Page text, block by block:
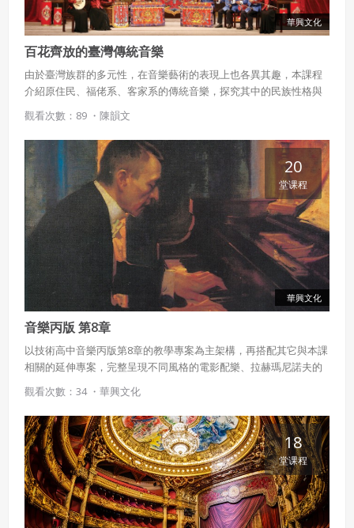
華興文化
百花齊放的臺灣傳統音樂
由於臺灣族群的多元性，在音樂藝術的表現上也各異其趣，本課程
介紹原住民、福佬系、客家系的傳統音樂，探究其中的民族性格與
時代精神。
觀看次數：89 ・ 陳韻文
華興文化
20
堂课程
音樂丙版 第8章
以技術高中音樂丙版第8章的教學專案為主架構，再搭配其它與本課
相關的延伸專案，完整呈現不同風格的電影配樂、拉赫瑪尼諾夫的
鋼琴曲，以及黑膠唱片發展等豐富內容。
觀看次數：34 ・ 華興文化
18
堂课程